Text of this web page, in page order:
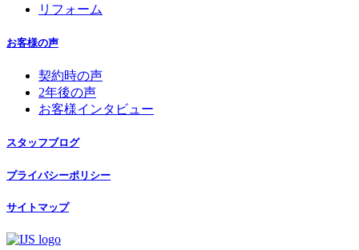
リフォーム
お客様の声
契約時の声
2年後の声
お客様インタビュー
スタッフブログ
プライバシーポリシー
サイトマップ